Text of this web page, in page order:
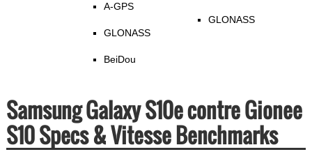
A-GPS
GLONASS
BeiDou
GLONASS
Samsung Galaxy S10e contre Gionee
S10 Specs & Vitesse Benchmarks